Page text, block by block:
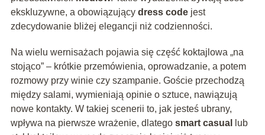
ekskluzywne, a obowiązujący dress codejest
zdecydowanie bliżej elegancji niż codzienności.
Na wielu wernisażach pojawia się część koktajlowa „na
stojąco” – krótkie przemówienia, oprowadzanie, a potem
rozmowy przy winie czy szampanie. Goście przechodzą
między salami, wymieniają opinie o sztuce, nawiązują
nowe kontakty. W takiej scenerii to, jak jesteś ubrany,
wpływa na pierwsze wrażenie, dlatego smart casual
lub